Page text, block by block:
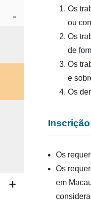
Os
ou
Os
de
Os
e
Os
Os
Os
em